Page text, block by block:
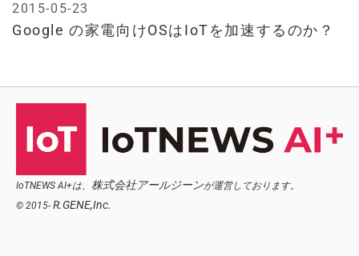
Google の家電向けOSはIoTを加速するのか？
2015-05-23
IoTNEWS AI+は、 株式会社アールジーンが運営しております。
© 2015- R.GENE,Inc.